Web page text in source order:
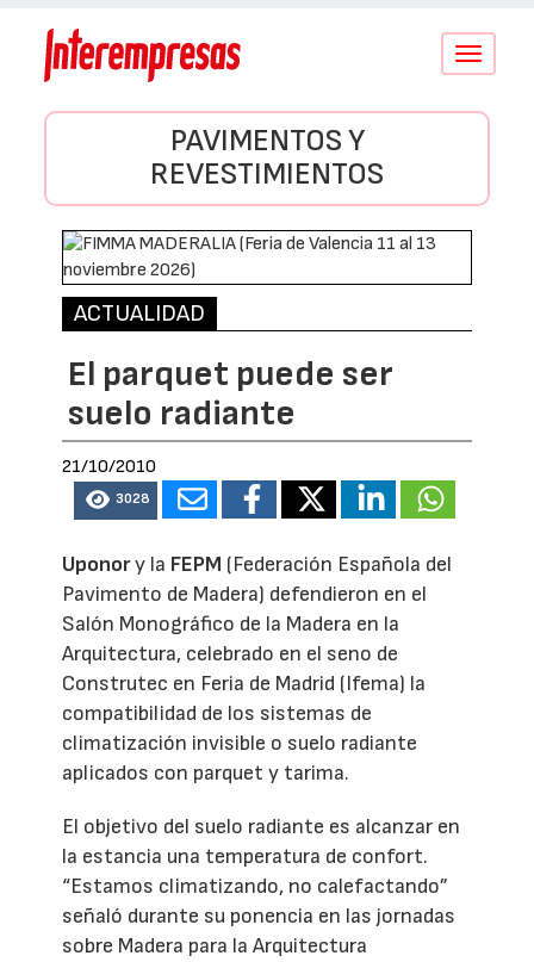
Conmutar
PAVIMENTOS Y
REVESTIMIENTOS
ACTUALIDAD
El parquet puede ser
suelo radiante
21/10/2010
3028
Uponory la FEPM (Federación Española del
Pavimento de Madera) defendieron en el
Salón Monográfico de la Madera en la
Arquitectura, celebrado en el seno de
Construtec en Feria de Madrid (Ifema) la
compatibilidad de los sistemas de
climatización invisible o suelo radiante
aplicados con parquet y tarima.
El objetivo del suelo radiante es alcanzar en
la estancia una temperatura de confort.
“Estamos climatizando, no calefactando”
señaló durante su ponencia en las jornadas
sobre Madera para la Arquitectura